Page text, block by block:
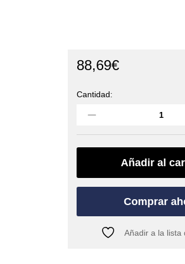
88,69€
Arnés
espeleología
PICOS
Cantidad:
Añadir al
Comprar
Añadir a la lista